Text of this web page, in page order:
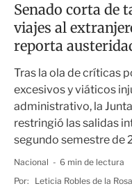
Senado corta de
viajes al
reporta
Tras la ola de críticas
excesivos y viáticos
administrativo, la
restringió las salidas
segundo semestre de
Nacional
6 min de lectura
Por:
Leticia Robles de la Rosa